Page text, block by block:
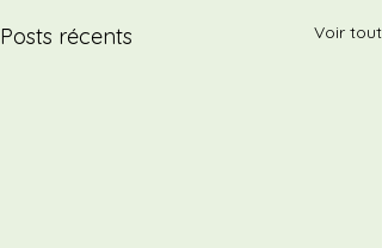
Posts récents Voir tout